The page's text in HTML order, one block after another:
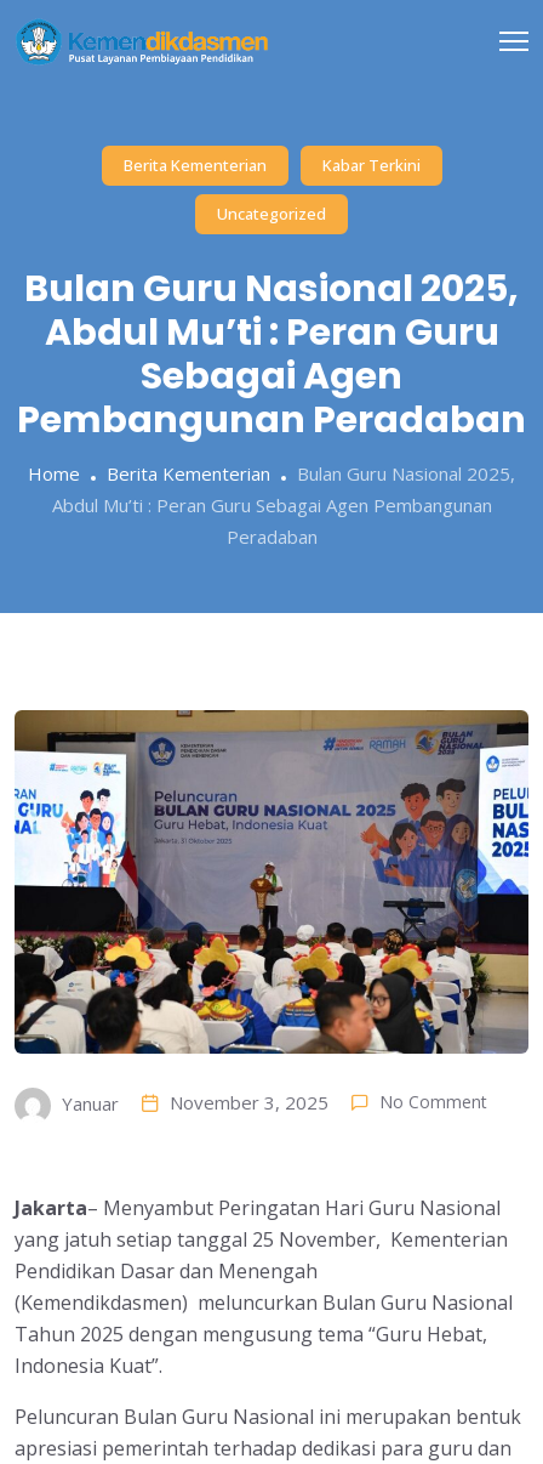
Skip
to
Berita Kementerian Kabar Terkini
Uncategorized
Bulan Guru Nasional 2025,
Abdul Mu’ti : Peran Guru
Sebagai Agen
Pembangunan Peradaban
Home Berita Kementerian
Bulan Guru Nasional 2025,
Abdul Mu’ti : Peran Guru Sebagai Agen Pembangunan
Peradaban
Yanuar November 3, 2025 No Comment
Jakarta– Menyambut Peringatan Hari Guru Nasional
yang jatuh setiap tanggal 25 November, Kementerian
Pendidikan Dasar dan Menengah
(Kemendikdasmen) meluncurkan Bulan Guru Nasional
Tahun 2025 dengan mengusung tema “Guru Hebat,
Indonesia Kuat”.
Peluncuran Bulan Guru Nasional ini merupakan bentuk
apresiasi pemerintah terhadap dedikasi para guru dan